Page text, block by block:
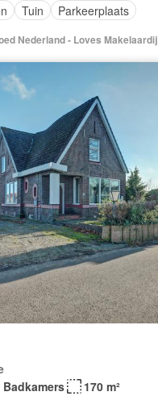
Tuin Parkeerplaats
Nederland - Loves Makelaardij
Badkamers
170 m²